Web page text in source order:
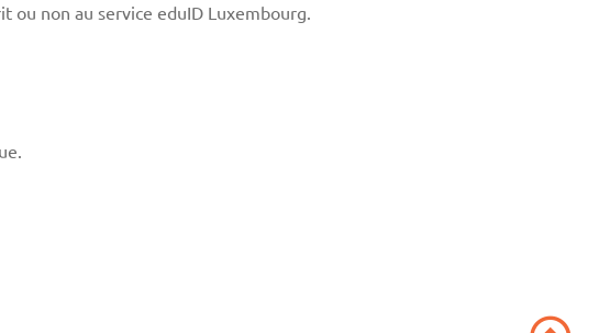
ou non au service eduID Luxembourg.